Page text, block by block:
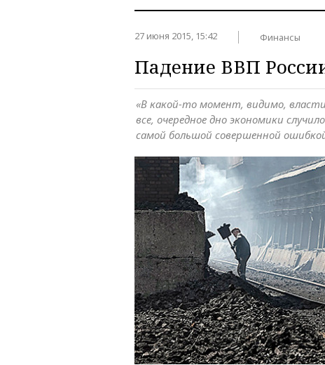
27 июня 2015, 15:42 Финансы
Падение ВВП
«В какой-то момент, видимо,
все, очередное дно экономики
самой большой совершенной